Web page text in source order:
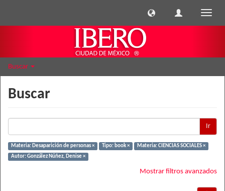
Buscar
Buscar
Ir
Materia: Desaparición de personas × Tipo: book ×
Materia: CIENCIAS SOCIALES ×
Autor: González Núñez, Denise ×
Mostrar filtros avanzados